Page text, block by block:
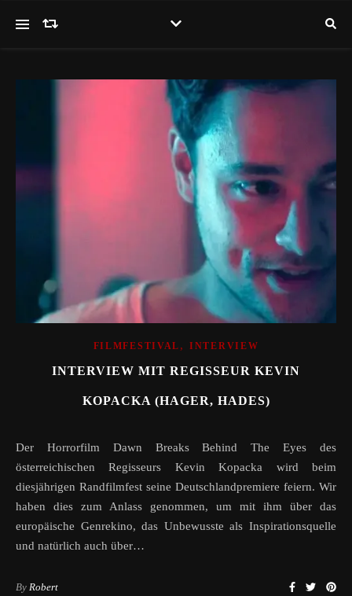
FILMFESTIVAL ,INTERVIEW
INTERVIEW MIT REGISSEUR KEVIN
KOPACKA (HAGER, HADES)
Der Horrorfilm Dawn Breaks Behind The Eyes des
österreichischen Regisseurs Kevin Kopacka wird beim
diesjährigen Randfilmfest seine Deutschlandpremiere feiern. Wir
haben dies zum Anlass genommen, um mit ihm über das
europäische Genrekino, das Unbewusste als Inspirationsquelle
und natürlich auch über…
By Robert